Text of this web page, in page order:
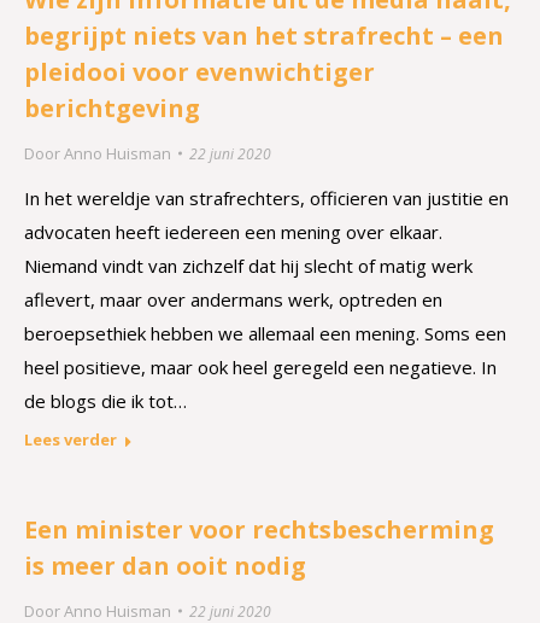
begrijpt niets van het strafrecht – een
pleidooi voor evenwichtiger
berichtgeving
DoorAnno Huisman 22 juni 2020
In het wereldje van strafrechters, officieren van justitie en
advocaten heeft iedereen een mening over elkaar.
Niemand vindt van zichzelf dat hij slecht of matig werk
aflevert, maar over andermans werk, optreden en
beroepsethiek hebben we allemaal een mening. Soms een
heel positieve, maar ook heel geregeld een negatieve. In
de blogs die ik tot…
Lees verder
Een minister voor rechtsbescherming
is meer dan ooit nodig
DoorAnno Huisman 22 juni 2020